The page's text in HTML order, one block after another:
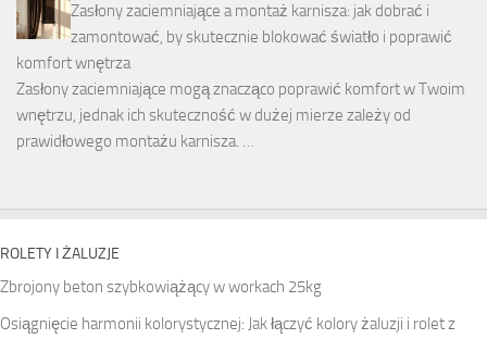
Zasłony zaciemniające a montaż karnisza: jak dobrać i
zamontować, by skutecznie blokować światło i poprawić
komfort wnętrza
Zasłony zaciemniające mogą znacząco poprawić komfort w Twoim
wnętrzu, jednak ich skuteczność w dużej mierze zależy od
prawidłowego montażu karnisza. …
ROLETY I ŻALUZJE
Zbrojony beton szybkowiążącyw workach 25kg
Osiągnięcie harmonii kolorystycznej: Jak łączyć kolory żaluzji i rolet z